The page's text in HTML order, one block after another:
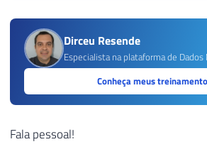
Dirceu Resende
Especialista na plataforma de
Conheça meus
Fala pessoal!